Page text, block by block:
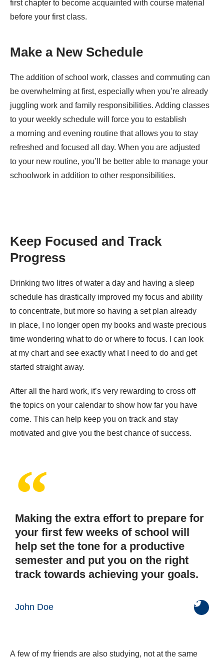
first chapter to become acquainted with course material
before your first class.
Make a New Schedule
The addition of school work, classes and commuting can
be overwhelming at first, especially when you’re already
juggling work and family responsibilities. Adding classes
to your weekly schedule will force you to establish
a morning and evening routine that allows you to stay
refreshed and focused all day. When you are adjusted
to your new routine, you’ll be better able to manage your
schoolwork in addition to other responsibilities.
Keep Focused and Track
Progress
Drinking two litres of water a day and having a sleep
schedule has drastically improved my focus and ability
to concentrate, but more so having a set plan already
in place, I no longer open my books and waste precious
time wondering what to do or where to focus. I can look
at my chart and see exactly what I need to do and get
started straight away.
After all the hard work, it’s very rewarding to cross off
the topics on your calendar to show how far you have
come. This can help keep you on track and stay
motivated and give you the best chance of success.
Making the extra effort to prepare for
your first few weeks of school will
help set the tone for a productive
semester and put you on the right
track towards achieving your goals.
John Doe
A few of my friends are also studying, not at the same